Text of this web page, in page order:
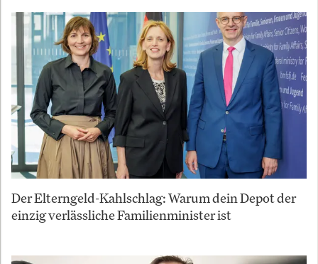
Der Elterngeld-Kahlschlag: Warum dein Depot der
einzig verlässliche Familienminister ist